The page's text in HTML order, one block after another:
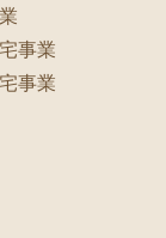
事業
事業